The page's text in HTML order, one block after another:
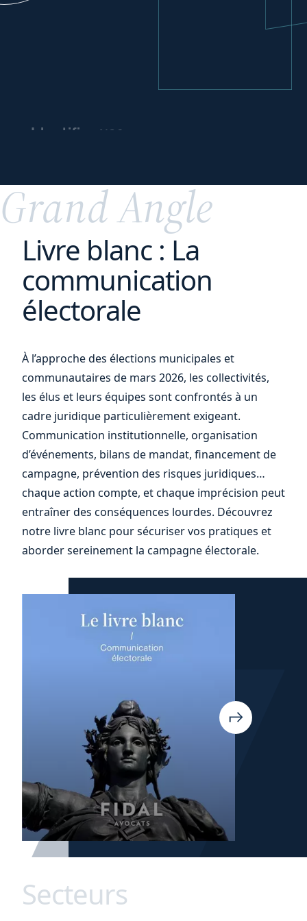
Identifier vos
votre
Grand Angle
Livre blanc : La
communication
électorale
À l’approche des élections municipales et
communautaires de mars 2026, les collectivités,
les élus et leurs équipes sont confrontés à un
cadre juridique particulièrement exigeant.
Communication institutionnelle, organisation
d’événements, bilans de mandat, financement de
campagne, prévention des risques juridiques…
chaque action compte, et chaque imprécision peut
entraîner des conséquences lourdes. Découvrez
notre livre blanc pour sécuriser vos pratiques et
aborder sereinement la campagne électorale.
Secteurs